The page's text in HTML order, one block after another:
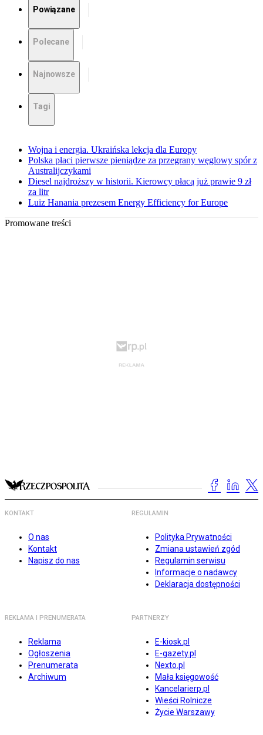
Powiązane
Polecane
Najnowsze
Tagi
Wojna i energia. Ukraińska lekcja dla Europy
Polska płaci pierwsze pieniądze za przegrany węglowy spór z
Australijczykami
Diesel najdroższy w historii. Kierowcy płacą już prawie 9 zł
za litr
Luiz Hanania prezesem Energy Efficiency for Europe
Promowane treści
KONTAKT
O nas
Kontakt
Napisz do nas
REGULAMIN
Polityka Prywatności
Zmiana ustawień zgód
Regulamin serwisu
Informacje o nadawcy
Deklaracja dostępności
REKLAMA I PRENUMERATA
Reklama
Ogłoszenia
Prenumerata
Archiwum
PARTNERZY
E-kiosk.pl
E-gazety.pl
Nexto.pl
Mała księgowość
Kancelarierp.pl
Wieści Rolnicze
Życie Warszawy